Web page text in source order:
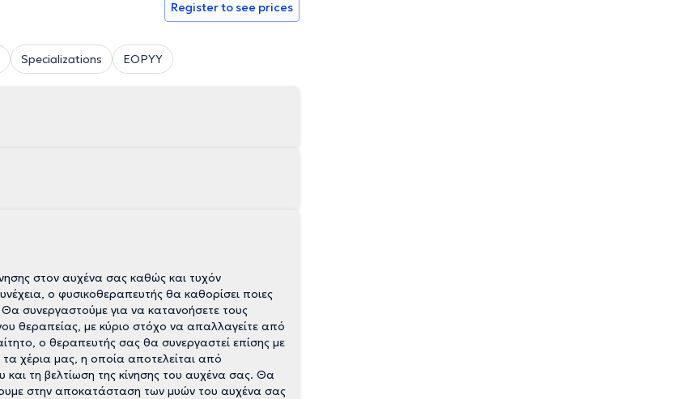
Register to see prices
Specializations EOPYY
στον αυχένα σας καθώς και τυχόν
ο φυσικοθεραπευτής θα καθορίσει ποιες
Θα συνεργαστούμε για να κατανοήσετε τους
θεραπείας, με κύριο στόχο να απαλλαγείτε από
ο θεραπευτής σας θα συνεργαστεί επίσης με
τα χέρια μας, η οποία αποτελείται από
και τη βελτίωση της κίνησης του αυχένα σας. Θα
στην αποκατάσταση των μυών του αυχένα σας